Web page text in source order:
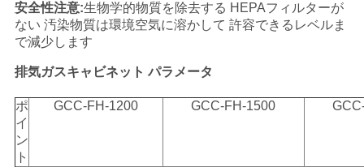
事
件
見
積
安全性注意:生物学的物質を除去する HEPAフィルターが
ない 汚染物質は環境空気に溶かして 許容できるレベルま
で減少します
排気ガスキャビネット パラメータ
ポ
イ
ン
ト
GCC-FH-1200 GCC-FH-1500